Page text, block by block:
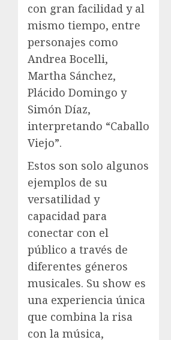
con gran facilidad y al
mismo tiempo, entre
personajes como
Andrea Bocelli,
Martha Sánchez,
Plácido Domingo y
Simón Díaz,
interpretando “Caballo
Viejo”.
Estos son solo algunos
ejemplos de su
versatilidad y
capacidad para
conectar con el
público a través de
diferentes géneros
musicales. Su show es
una experiencia única
que combina la risa
con la música,